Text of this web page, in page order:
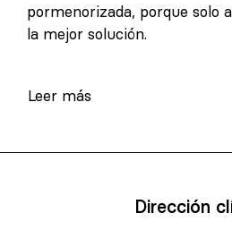
pormenorizada, porque solo
la mejor solución.
Leer más
Dirección